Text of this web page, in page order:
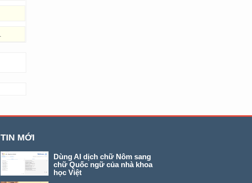
TIN MỚI
Dùng AI dịch chữ Nôm sang
chữ Quốc ngữ của nhà khoa
học Việt